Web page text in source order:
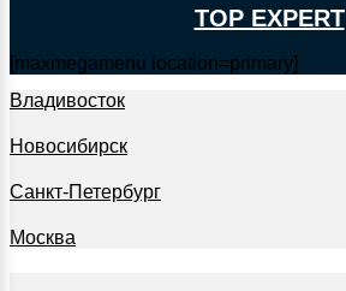
TOP EXPERT
[maxmegamenu location=primary]
Владивосток
Новосибирск
Санкт-Петербург
Москва